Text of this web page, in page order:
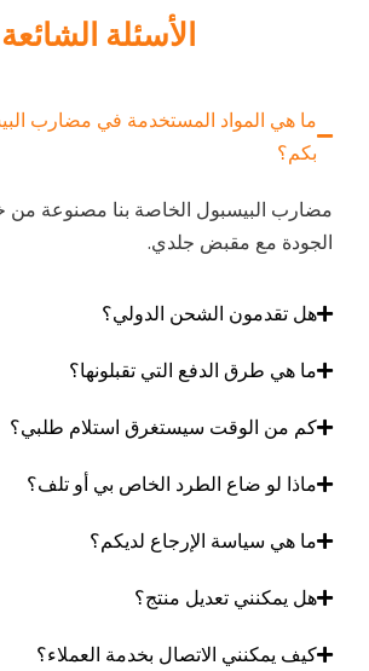
الأسئلة الشائعة
ما هي المواد المستخدمة في مضارب
بكم؟
مضارب البيسبول الخاصة بنا مصنوعة
الجودة مع مقبض جلدي.
هل تقدمون الشحن الدولي؟
ما هي طرق الدفع التي تقبلونها؟
كم من الوقت سيستغرق استلام طلبي؟
ماذا لو ضاع الطرد الخاص بي أو تلف؟
ما هي سياسة الإرجاع لديكم؟
هل يمكنني تعديل منتج؟
كيف يمكنني الاتصال بخدمة العملاء؟